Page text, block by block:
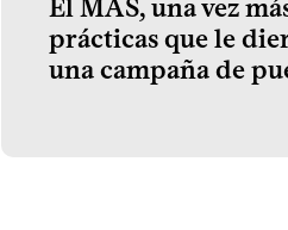
El MAS, una vez
prácticas que le
una campaña de